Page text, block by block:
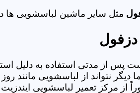
مثل سایر ماشین لباسشویی ها
پس از مدتی استفاده به دلیل
دیگر نتواند از لباسشویی مانند
از مرکز تعمیر لباسشویی